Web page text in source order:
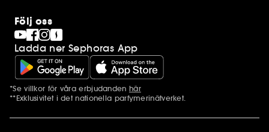
Följ oss
Ladda ner Sephoras App
Ytterligare information
*Se villkor för våra erbjudanden här
**Exklusivitet i det nationella parfymerinätverket.